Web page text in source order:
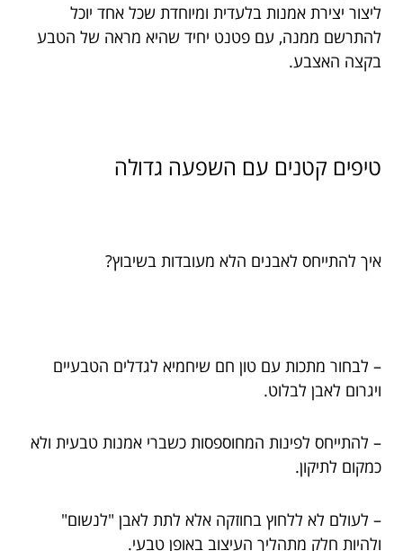
ליצור יצירת אמנות בלעדית ומיוחדת שכל אחד יוכל
להתרשם ממנה, עם פטנט יחיד שהיא מראה של הטבע
בקצה האצבע.
טיפים קטנים עם השפעה גדולה
איך להתייחס לאבנים הלא מעובדות בשיבוץ?
– לבחור מתכות עם טון חם שיחמיא לגדלים הטבעיים
ויגרום לאבן לבלוט.
– להתייחס לפינות המחוספסות כשברי אמנות טבעית ולא
כמקום לתיקון.
– לעולם לא ללחוץ בחוזקה אלא לתת לאבן "לנשום"
ולהיות חלק מתהליך העיצוב באופן טבעי.